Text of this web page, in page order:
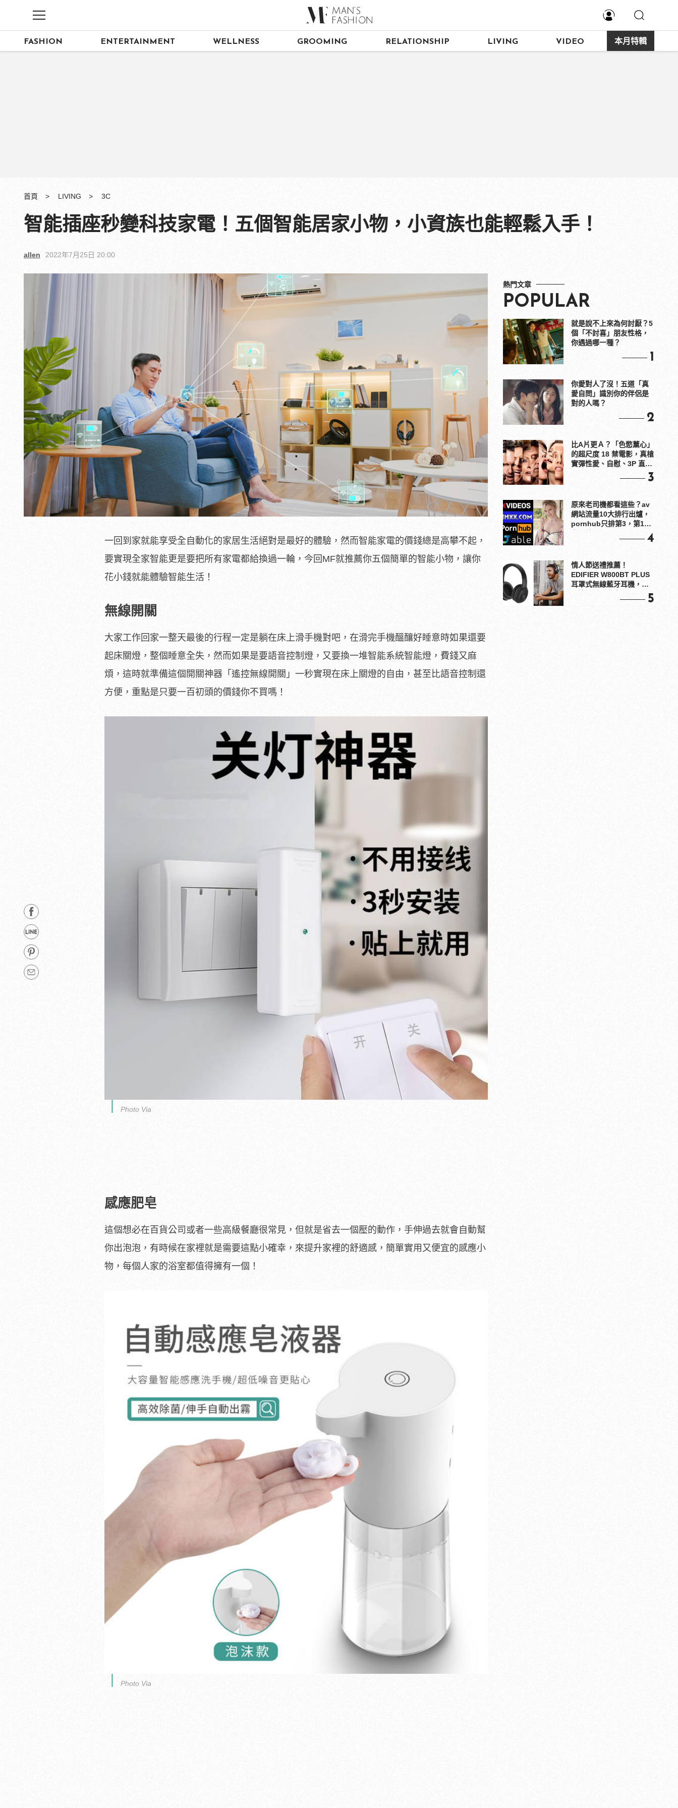
FASHION ENTERTAINMENT WELLNESS GROOMING RELATIONSHIP LIVING VIDEO 本月特輯
首頁 LIVING 3C
智能插座秒變科技家電！五個智能居家小物，小資族也能輕鬆入手！
allen 2022年7月25日 20:00
一回到家就能享受全自動化的家居生活絕對是最好的體驗，然而智能家電的價錢總是高攀不起，
要實現全家智能更是要把所有家電都給換過一輪，今回MF就推薦你五個簡單的智能小物，讓你
花小錢就能體驗智能生活！
無線開關
大家工作回家一整天最後的行程一定是躺在床上滑手機對吧，在滑完手機醞釀好睡意時如果還要
起床關燈，整個睡意全失，然而如果是要語音控制燈，又要換一堆智能系統智能燈，費錢又麻
煩，這時就準備這個開關神器「遙控無線開關」一秒實現在床上關燈的自由，甚至比語音控制還
方便，重點是只要一百初頭的價錢你不買嗎！
Photo Via
感應肥皂
這個想必在百貨公司或者一些高級餐廳很常見，但就是省去一個壓的動作，手伸過去就會自動幫
你出泡泡，有時候在家裡就是需要這點小確幸，來提升家裡的舒適感，簡單實用又便宜的感應小
物，每個人家的浴室都值得擁有一個！
Photo Via
熱門文章
POPULAR
就是說不上來為何討厭？5
個「不討喜」朋友性格，
你遇過哪一種？
1
你愛對人了沒！五道「真
愛自問」識別你的伴侶是
對的人嗎？
2
比A片更Ａ？「色慾薰心」
的超尺度 18 禁電影，真槍
實彈性愛、自慰、3P 直接
3
原來老司機都看這些？av
網站流量10大排行出爐，
pornhub只排第3，第1名
4
情人節送禮推薦！
EDIFIER W800BT PLUS
耳罩式無線藍牙耳機，在
5